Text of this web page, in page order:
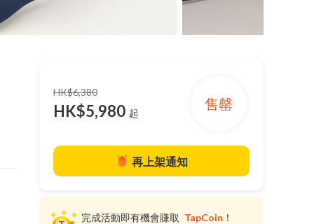
HK$6,380
HK$5,980 起
售罄
再上架通知
完成活動即有機會賺取 TapCoin ！